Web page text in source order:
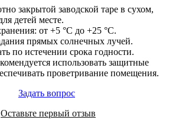
закрытой заводской таре в сухом,
детей месте.
от +5 °C до +25 °C.
прямых солнечных лучей.
по истечении срока годности.
использовать защитные
проветривание помещения.
Задать вопрос
Оставьте первый отзыв